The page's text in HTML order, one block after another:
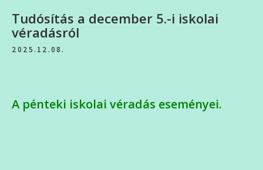
Tudósítás a december 5.-i iskolai
véradásról
2025.12.08.
A pénteki iskolai véradás eseményei.